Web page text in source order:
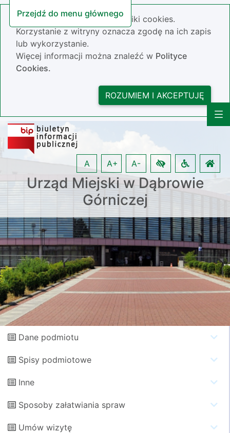
Przejdź do menu głównego
Nasza strona wykorzystuje pliki cookies.
Korzystanie z witryny oznacza zgodę na ich zapis
lub wykorzystanie.
Więcej informacji można znaleźć w Polityce
Cookies.
ROZUMIEM I AKCEPTUJĘ
Urząd Miejski w Dąbrowie
Górniczej
A A+ A-
Dane podmiotu
Spisy podmiotowe
Inne
Sposoby załatwiania spraw
Umów wizytę